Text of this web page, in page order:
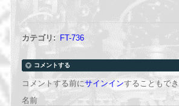
カテゴリ : FT-736
コメントする
コメントする前にサインインすることもで
名前